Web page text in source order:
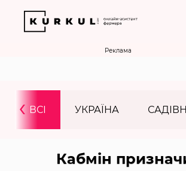
Реклама
ВСІ УКРАЇНА
‹
Кабмін